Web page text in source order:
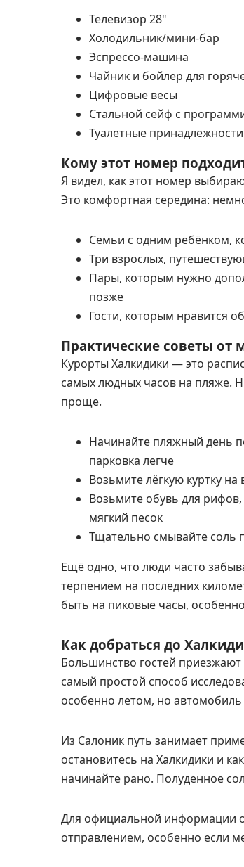
Телевизор 28"
Холодильник/мини-бар
Эспрессо-машина
Чайник и бойлер для
Цифровые весы
Стальной сейф с
Туалетные принадлежности
Кому этот номер
Я видел, как этот номер
Это комфортная середина:
Семьи с одним ребёнком,
Три взрослых,
Пары, которым нужно
позже
Гости, которым нравится
Практические советы от
Курорты Халкидики — это
самых людных часов на пляже.
проще.
Начинайте пляжный день
парковка легче
Возьмите лёгкую куртку
Возьмите обувь для
мягкий песок
Тщательно смывайте соль
Ещё одно, что люди часто
терпением на последних
быть на пиковые часы,
Как добраться до
Большинство гостей
самый простой способ
особенно летом, но автомобиль
Из Салоник путь занимает
остановитесь на Халкидики и
начинайте рано. Полуденное
Для официальной информации о
отправлением, особенно если